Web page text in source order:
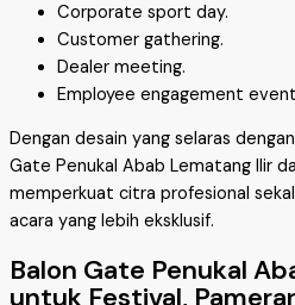
Corporate sport day.
Customer gathering.
Dealer meeting.
Employee engagement
Dengan desain yang selaras
Gate Penukal Abab Lematang Ilir
memperkuat citra profesional
acara yang lebih eksklusif.
Balon Gate Penukal
untuk Festival,